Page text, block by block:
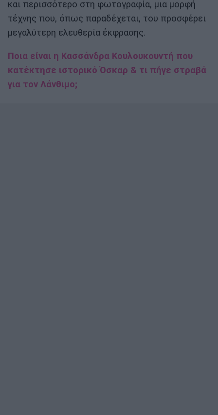
και περισσότερο στη φωτογραφία, μια μορφή
τέχνης που, όπως παραδέχεται, του προσφέρει
μεγαλύτερη ελευθερία έκφρασης.
Ποια είναι η Κασσάνδρα Κουλουκουντή που
κατέκτησε ιστορικό Όσκαρ & τι πήγε στραβά
για τον Λάνθιμο;